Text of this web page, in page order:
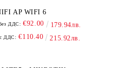
UNIFI AP WIFI 6
ДДС: €92.00 179.94лв.
ДДС: €110.40 215.92лв.